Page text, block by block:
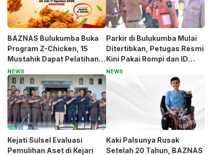
BAZNAS Bulukumba Buka
Program Z-Chicken, 15
Mustahik Dapat Pelatihan
dan Modal Usaha
NEWS
Parkir di Bulukumba Mulai
Ditertibkan, Petugas Resmi
Kini Pakai Rompi dan ID
Card
NEWS
Kejati Sulsel Evaluasi
Pemulihan Aset di Kejari
Kaki Palsunya Rusak
Setelah 20 Tahun, BAZNAS